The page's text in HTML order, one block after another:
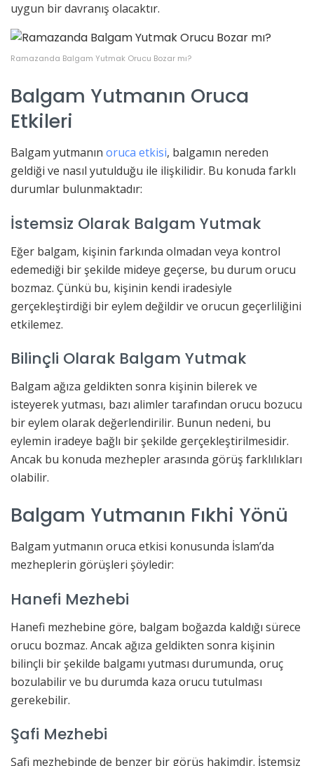
uygun bir davranış olacaktır.
Ramazanda Balgam Yutmak Orucu Bozar mı?
Balgam Yutmanın Oruca
Etkileri
Balgam yutmanın oruca etkisi, balgamın nereden
geldiği ve nasıl yutulduğu ile ilişkilidir. Bu konuda farklı
durumlar bulunmaktadır:
İstemsiz Olarak Balgam Yutmak
Eğer balgam, kişinin farkında olmadan veya kontrol
edemediği bir şekilde mideye geçerse, bu durum orucu
bozmaz. Çünkü bu, kişinin kendi iradesiyle
gerçekleştirdiği bir eylem değildir ve orucun geçerliliğini
etkilemez.
Bilinçli Olarak Balgam Yutmak
Balgam ağıza geldikten sonra kişinin bilerek ve
isteyerek yutması, bazı alimler tarafından orucu bozucu
bir eylem olarak değerlendirilir. Bunun nedeni, bu
eylemin iradeye bağlı bir şekilde gerçekleştirilmesidir.
Ancak bu konuda mezhepler arasında görüş farklılıkları
olabilir.
Balgam Yutmanın Fıkhi Yönü
Balgam yutmanın oruca etkisi konusunda İslam’da
mezheplerin görüşleri şöyledir:
Hanefi Mezhebi
Hanefi mezhebine göre, balgam boğazda kaldığı sürece
orucu bozmaz. Ancak ağıza geldikten sonra kişinin
bilinçli bir şekilde balgamı yutması durumunda, oruç
bozulabilir ve bu durumda kaza orucu tutulması
gerekebilir.
Şafi Mezhebi
Şafi mezhebinde de benzer bir görüş hakimdir. İstemsiz